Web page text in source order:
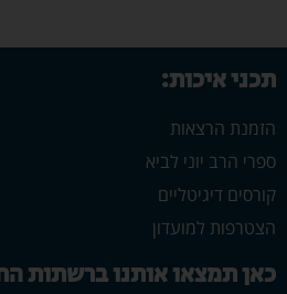
תכני איכות:
הזמנת הרצאות
ספרי הרב יוני לביא
קורסים דיגיטליים
הצטרפות למועדון
כאן תמצאו אותנו ברשתות